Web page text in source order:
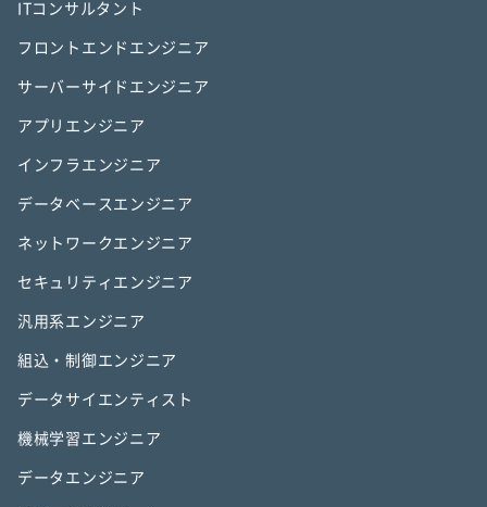
ITコンサルタント
フロントエンドエンジニア
サーバーサイドエンジニア
アプリエンジニア
インフラエンジニア
データベースエンジニア
ネットワークエンジニア
セキュリティエンジニア
汎用系エンジニア
組込・制御エンジニア
データサイエンティスト
機械学習エンジニア
データエンジニア